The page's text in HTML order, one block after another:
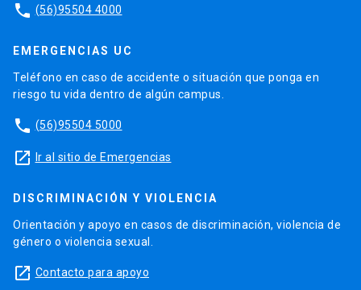
phone (56)95504 4000
EMERGENCIAS UC
Teléfono en caso de accidente o situación que ponga en
riesgo tu vida dentro de algún campus.
phone (56)95504 5000
launch Ir al sitio de Emergencias
DISCRIMINACIÓN Y VIOLENCIA
Orientación y apoyo en casos de discriminación, violencia de
género o violencia sexual.
launch Contacto para apoyo